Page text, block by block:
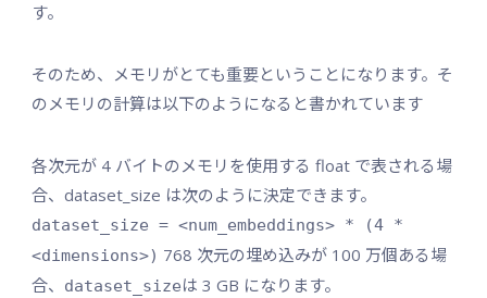
す。
そのため、メモリがとても重要ということになります。そ
のメモリの計算は以下のようになると書かれています
各次元が 4 バイトのメモリを使用する float で表される場
合、dataset_size は次のように決定できます。
dataset_size = <num_embeddings> * (4 *
<dimensions>) 768 次元の埋め込みが 100 万個ある場
合、
dataset_sizeは 3 GB になります。